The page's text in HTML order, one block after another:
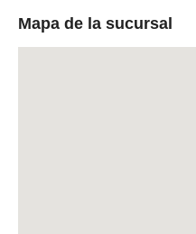
Mapa de la sucursal